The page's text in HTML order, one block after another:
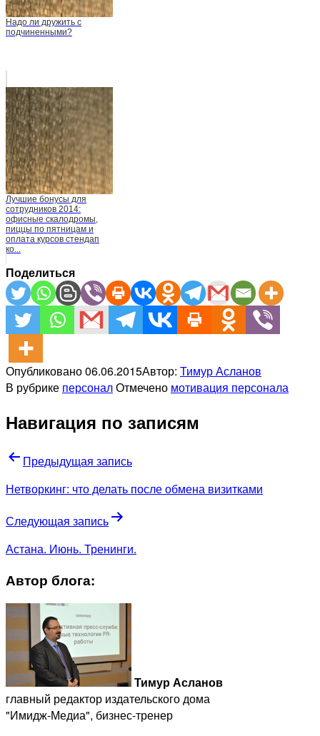
Надо ли дружить с
подчиненными?
Лучшие бонусы для
сотрудников 2014:
офисные скалодромы,
пиццы по пятницам и
оплата курсов стендап
ко...
Поделиться
Опубликовано06.06.2015Автор: Тимур Асланов
В рубрике персоналОтмечено мотивация персонала
Навигация по записям
Предыдущая запись
Нетворкинг: что делать после обмена визитками
Следующая запись
Астана. Июнь. Тренинги.
Автор блога:
Тимур Асланов
главный редактор издательского дома
"Имидж-Медиа", бизнес-тренер